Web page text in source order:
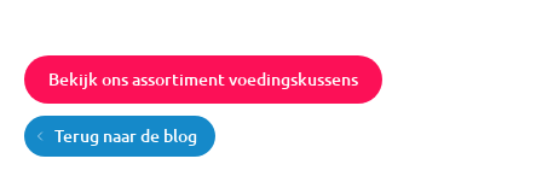
Bekijk ons assortiment voedingskussens
Terug naar de blog